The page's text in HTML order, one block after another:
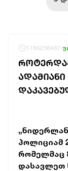
1786256467
პოლიციამ
რომელმაც
დასავლეთ